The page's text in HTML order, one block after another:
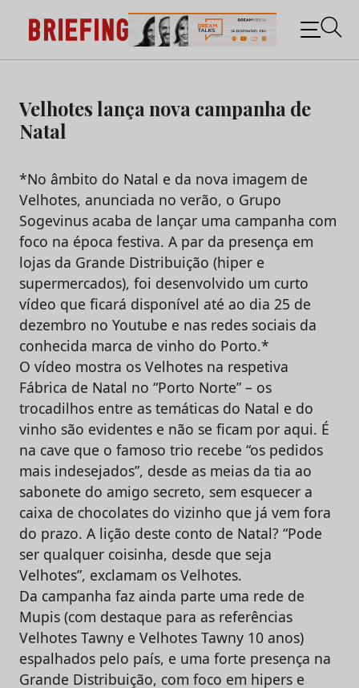
content
Briefing: Todas as notícias sobre os negócios do
Marketing e da Publicidade
Velhotes lança nova campanha de
Natal
*No âmbito do Natal e da nova imagem de
Velhotes, anunciada no verão, o Grupo
Sogevinus acaba de lançar uma campanha com
foco na época festiva. A par da presença em
lojas da Grande Distribuição (hiper e
supermercados), foi desenvolvido um curto
vídeo que ficará disponível até ao dia 25 de
dezembro no Youtube e nas redes sociais da
conhecida marca de vinho do Porto.*
O vídeo mostra os Velhotes na respetiva
Fábrica de Natal no “Porto Norte” – os
trocadilhos entre as temáticas do Natal e do
vinho são evidentes e não se ficam por aqui. É
na cave que o famoso trio recebe “os pedidos
mais indesejados”, desde as meias da tia ao
sabonete do amigo secreto, sem esquecer a
caixa de chocolates do vizinho que já vem fora
do prazo. A lição deste conto de Natal? “Pode
ser qualquer coisinha, desde que seja
Velhotes”, exclamam os Velhotes.
Da campanha faz ainda parte uma rede de
Mupis (com destaque para as referências
Velhotes Tawny e Velhotes Tawny 10 anos)
espalhados pelo país, e uma forte presença na
Grande Distribuição, com foco em hipers e